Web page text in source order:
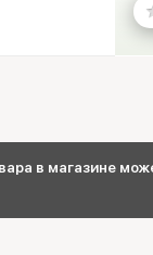
в магазине